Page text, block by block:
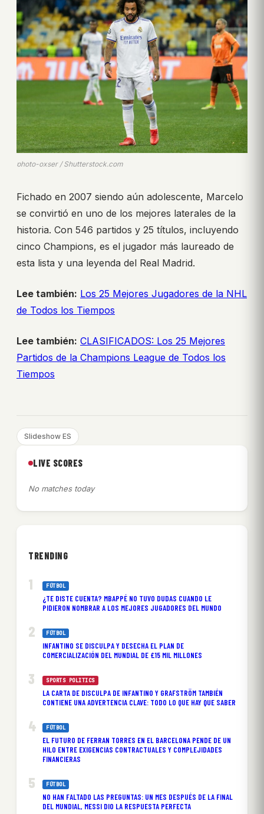
photo-oxser / Shutterstock.com
Fichado en 2007 siendo aún adolescente, Marcelo
se convirtió en uno de los mejores laterales de la
historia. Con 546 partidos y 25 títulos, incluyendo
cinco Champions, es el jugador más laureado de
esta lista y una leyenda del Real Madrid.
Lee también: Los 25 Mejores Jugadores de la NHL
de Todos los Tiempos
Lee también: CLASIFICADOS: Los 25 Mejores
Partidos de la Champions League de Todos los
Tiempos
Slideshow ES
LIVE SCORES
No matches today
TRENDING
FÚTBOL
¿TE DISTE CUENTA? MBAPPÉ NO TUVO DUDAS CUANDO LE
PIDIERON NOMBRAR A LOS MEJORES JUGADORES DEL MUNDO
FÚTBOL
INFANTINO SE DISCULPA Y DESECHA EL PLAN DE
COMERCIALIZACIÓN DEL MUNDIAL DE £15 MIL MILLONES
SPORTS POLITICS
LA CARTA DE DISCULPA DE INFANTINO Y GRAFSTRÖM TAMBIÉN
CONTIENE UNA ADVERTENCIA CLAVE: TODO LO QUE HAY QUE SABER
FÚTBOL
EL FUTURO DE FERRAN TORRES EN EL BARCELONA PENDE DE UN
HILO ENTRE EXIGENCIAS CONTRACTUALES Y COMPLEJIDADES
FINANCIERAS
FÚTBOL
NO HAN FALTADO LAS PREGUNTAS: UN MES DESPUÉS DE LA FINAL
DEL MUNDIAL, MESSI DIO LA RESPUESTA PERFECTA